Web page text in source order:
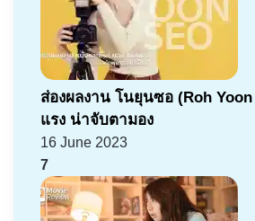
ส่องผลงาน โนยุนซอ (Roh Yoon
แรง น่าจับตามอง
16 June 2023
7